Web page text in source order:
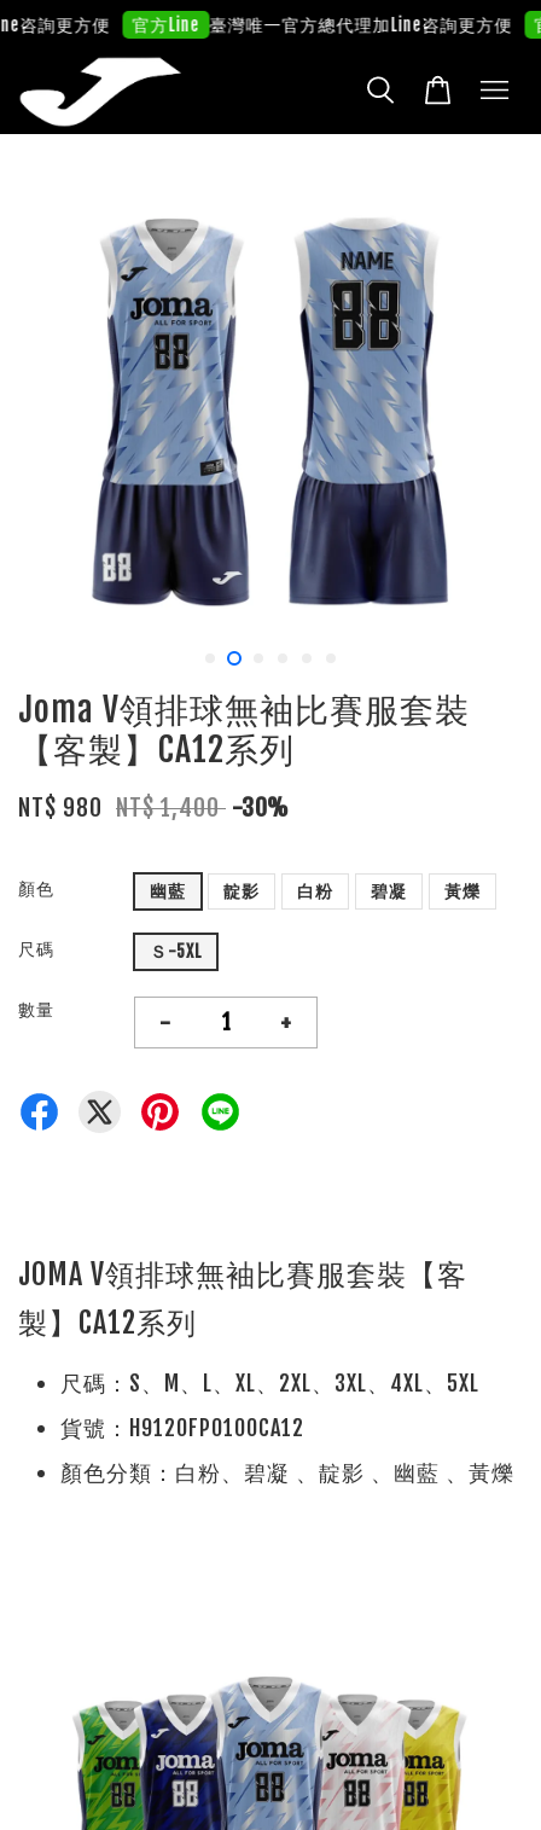
更方便 官方Line 臺灣唯一官方總代理加Line咨詢更方便 官方
Joma V領排球無袖比賽服套裝
【客製】CA12系列
NT$ 980 NT$ 1,400 -30%
顏色 幽藍 靛影 白粉 碧凝 黃爍
尺碼 Ｓ-5XL
數量 - +
JOMA V領排球無袖比賽服套裝【客
製】CA12系列
尺碼：S、M、L、XL、2XL、3XL、4XL、5XL
貨號：H9120FP0100CA12
顏色分類：白粉、碧凝 、靛影 、幽藍 、黃爍